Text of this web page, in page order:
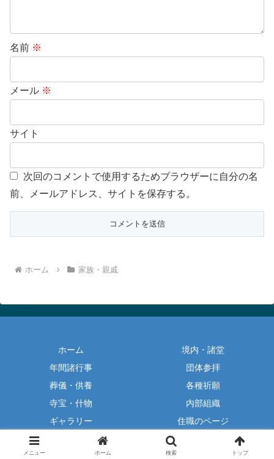
名前 ※
メール ※
サイト
次回のコメントで使用するためブラウザーに自分の名
前、メールアドレス、サイトを保存する。
ホーム 家族・親戚
ホーム
境内・諸堂
年間諸行事
団体参拝
葬儀・供養
各種祈願
寺宝・什物
内部組織
ギャラリー
住職のページ
© 太然寺公式ホームページ.
メニュー ホーム 検索 トップ